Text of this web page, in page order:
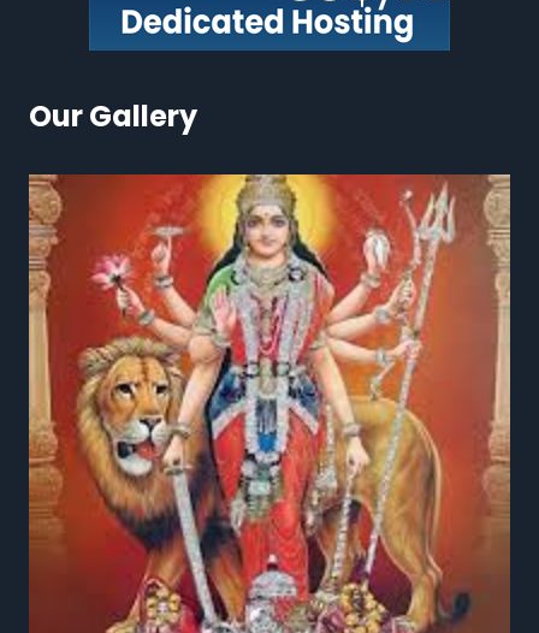
Our Gallery